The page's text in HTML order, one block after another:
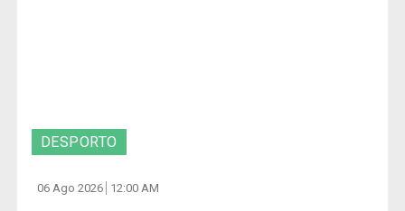
DESPORTO
06 Ago 2026 12:00 AM